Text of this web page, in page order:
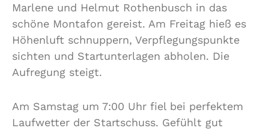
Marlene und Helmut Rothenbusch in das
schöne Montafon gereist. Am Freitag hieß es
Höhenluft schnuppern, Verpflegungspunkte
sichten und Startunterlagen abholen. Die
Aufregung steigt.
Am Samstag um 7:00 Uhr fiel bei perfektem
Laufwetter der Startschuss. Gefühlt gut